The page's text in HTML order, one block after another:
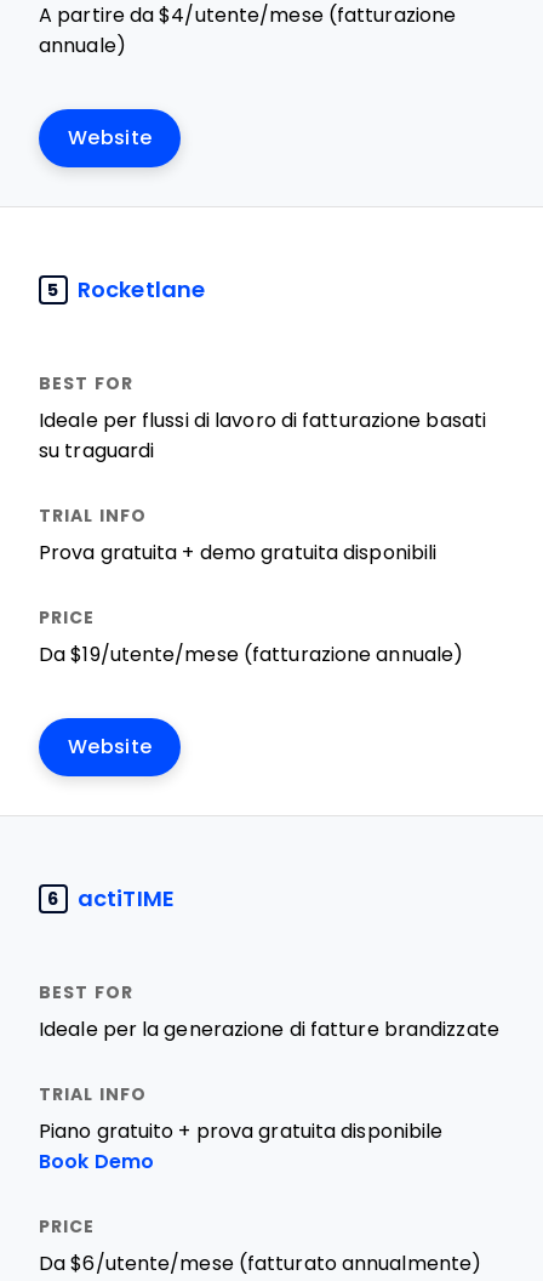
A partire da $4/utente/mese (fatturazione
annuale)
Website
5 Rocketlane
Ideale per flussi di lavoro di fatturazione basati
su traguardi
Prova gratuita + demo gratuita disponibili
Da $19/utente/mese (fatturazione annuale)
Website
6 actiTIME
Ideale per la generazione di fatture brandizzate
Piano gratuito + prova gratuita disponibile
Book Demo
Da $6/utente/mese (fatturato annualmente)